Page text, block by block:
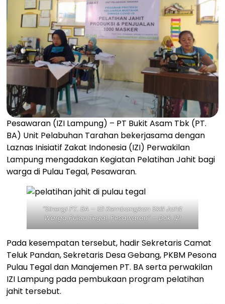
Pesawaran (IZI Lampung) – PT Bukit Asam Tbk (PT.
BA) Unit Pelabuhan Tarahan bekerjasama dengan
Laznas Inisiatif Zakat Indonesia (IZI) Perwakilan
Lampung mengadakan Kegiatan Pelatihan Jahit bagi
warga di Pulau Tegal, Pesawaran.
“Sinergi PT. BA – IZI Kembangkan Skill Jahit
Warga Pulau Tegal, Pesawaran” – Dok. IZI
Pada kesempatan tersebut, hadir Sekretaris Camat
Teluk Pandan, Sekretaris Desa Gebang, PKBM Pesona
Pulau Tegal dan Manajemen PT. BA serta perwakilan
IZI Lampung pada pembukaan program pelatihan
jahit tersebut.